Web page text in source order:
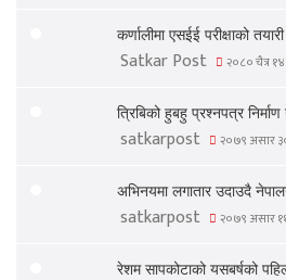
कर्णालीमा एसईई परीक्षाको
Satkar Post २०८० चैत्र १४
त्रिबिको हुबहु प्रश्नपत्र निर्माण
satkarpost २०७९ असार
अभिनयमा लगातार उदाउदै
satkarpost २०७९ असार
रेशम सापकोटाको यसबर्षको